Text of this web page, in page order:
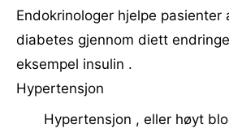
Endokrinologer hjelpe pasienter
diabetes gjennom diett
eksempel insulin .
Hypertensjon
Hypertensjon , eller høyt